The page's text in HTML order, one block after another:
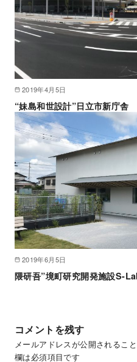
2019年4月5日
“妹島和世設計”日立市新庁舎
2019年6月5日
隈研吾”境町研究開発施設S-
コメントを残す
メールアドレスが公開されること
欄は必須項目です